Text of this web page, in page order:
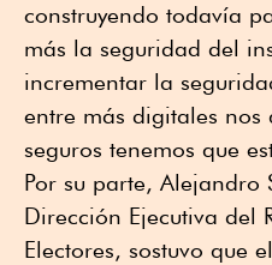
construyendo todavía
más la seguridad del
incrementar la
entre más digitales nos
seguros tenemos que
Por su parte, Alejandro
Dirección Ejecutiva del
Electores, sostuvo que